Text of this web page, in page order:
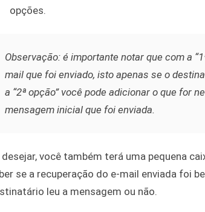
opções.
Observação: é importante notar que com a
mail que foi enviado, isto apenas se o
a “2ª opção” você pode adicionar o que for
mensagem inicial que foi enviada.
desejar, você também terá uma pequena
se a recuperação do e-mail enviada foi
leu a mensagem ou não.